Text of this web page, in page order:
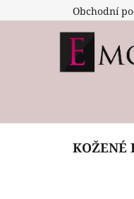
na
Obchodní
KOŽENÉ